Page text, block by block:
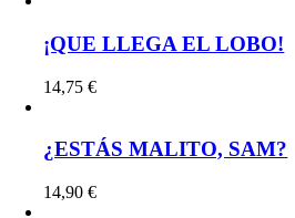
¡QUE LLEGA EL LOBO!
14,75€
¿ESTÁS MALITO, SAM?
14,90€